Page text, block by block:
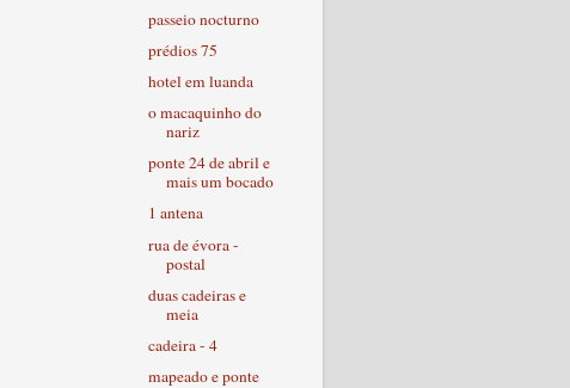
passeio nocturno
prédios 75
hotel em luanda
o macaquinho do
nariz
ponte 24 de abril e
mais um bocado
1 antena
rua de évora -
postal
duas cadeiras e
meia
cadeira - 4
mapeado e ponte